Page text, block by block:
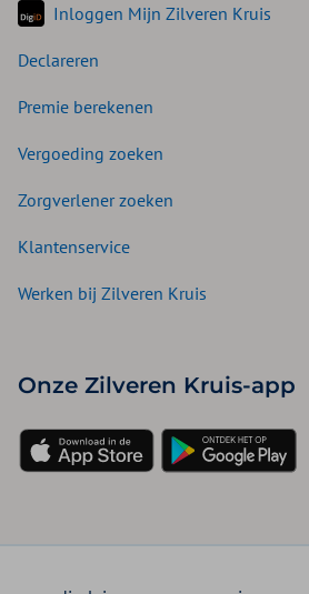
Inloggen Mijn Zilveren Kruis
Declareren
Premie berekenen
Vergoeding zoeken
Zorgverlener zoeken
Klantenservice
Werken bij Zilveren Kruis
Onze Zilveren Kruis-app